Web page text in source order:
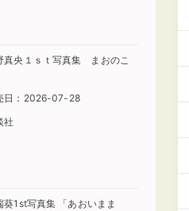
真央１ｓｔ写真集 まおのこ
日：2026-07-28
社
葵1st写真集 「あおいまま